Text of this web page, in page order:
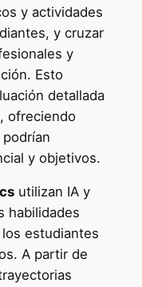
y actividades
y cruzar
y
Esto
detallada
ofreciendo
y objetivos.
utilizan IA y
habilidades
estudiantes
A partir de